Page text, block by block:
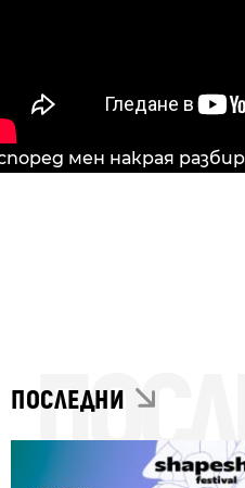
мен накрая
ПОСЛЕДНИ